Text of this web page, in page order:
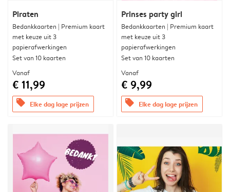
Piraten
Bedankkaarten | Premium kaart
met keuze uit 3
papierafwerkingen
Set van 10 kaarten
Vanaf
€ 11,99
offers Elke dag lage prijzen
Prinses party girl
Bedankkaarten | Premium kaart
met keuze uit 3
papierafwerkingen
Set van 10 kaarten
Vanaf
€ 9,99
offers Elke dag lage prijzen